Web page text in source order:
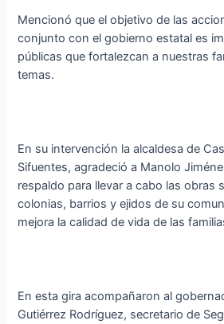
Mencionó que el objetivo de las
conjunto con el gobierno estatal es
públicas que fortalezcan a nuestras
temas.
En su intervención la alcaldesa de
Sifuentes, agradeció a Manolo
respaldo para llevar a cabo las obras
colonias, barrios y ejidos de su
mejora la calidad de vida de las
En esta gira acompañaron al
Gutiérrez Rodríguez, secretario de